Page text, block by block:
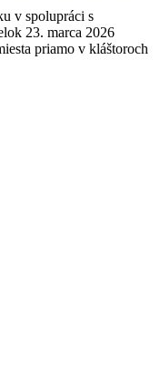
v spolupráci s
23. marca 2026
priamo v kláštoroch